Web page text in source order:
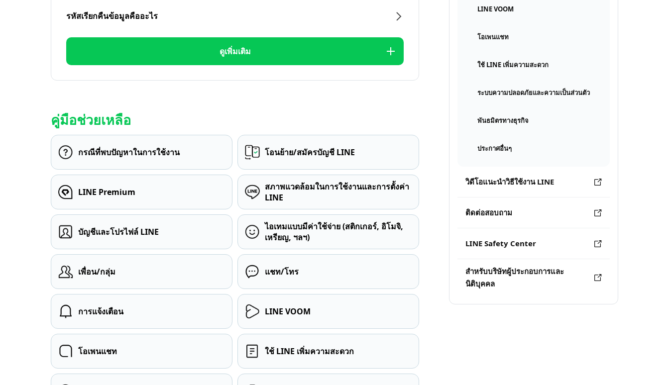
LINE VOOM
โอเพนแชท
ใช้ LINE เพิ่มความสะดวก
ระบบความปลอดภัยและความเป็นส่วนตัว
พันธมิตรทางธุรกิจ
ประกาศอื่นๆ
วิดีโอแนะนำวิธีใช้งาน LINE
ติดต่อสอบถาม
LINE Safety Center
สำหรับบริษัทผู้ประกอบการและ
นิติบุคคล
รหัสเรียกคืนข้อมูลคืออะไร
ดูเพิ่มเติม
คู่มือช่วยเหลือ
กรณีที่พบปัญหาในการใช้งาน โอนย้าย/สมัครบัญชี LINE
LINE Premium
สภาพแวดล้อมในการใช้งานและการตั้งค่า
LINE
บัญชีและโปรไฟล์ LINE
ไอเทมแบบมีค่าใช้จ่าย (สติกเกอร์, อิโมจิ,
เหรียญ, ฯลฯ)
เพื่อน/กลุ่ม แชท/โทร
การแจ้งเตือน LINE VOOM
โอเพนแชท ใช้ LINE เพิ่มความสะดวก